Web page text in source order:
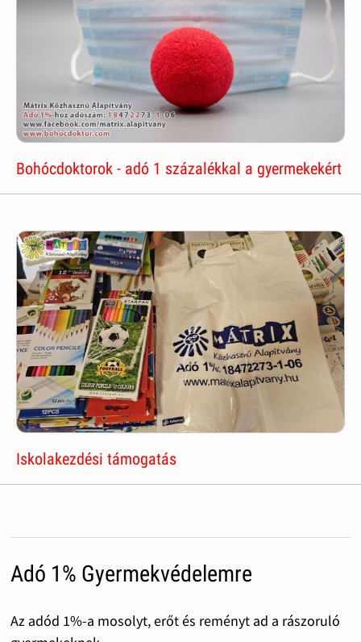
Bohócdoktorok - adó 1 százalékkal a gyermekekért
Iskolakezdési támogatás
Adó 1% Gyermekvédelemre
Az adód 1%-a mosolyt, erőt és reményt ad a rászoruló